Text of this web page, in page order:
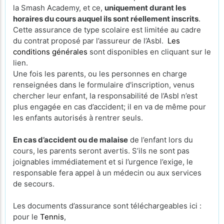
la Smash Academy, et ce, uniquement durant les
horaires du cours auquel ils sont réellement inscrits.
Cette assurance de type scolaire est limitée au cadre
du contrat proposé par l’assureur de l’Asbl. Les
conditions générales sont disponibles en cliquant sur le
lien.
Une fois les parents, ou les personnes en charge
renseignées dans le formulaire d'inscription, venus
chercher leur enfant, la responsabilité de l’Asbl n’est
plus engagée en cas d’accident; il en va de même pour
les enfants autorisés à rentrer seuls.
En cas d’accident ou de malaise de l’enfant lors du
cours, les parents seront avertis. S’ils ne sont pas
joignables immédiatement et si l’urgence l’exige, le
responsable fera appel à un médecin ou aux services
de secours.
Les documents d’assurance sont téléchargeables ici :
pour le Tennis,